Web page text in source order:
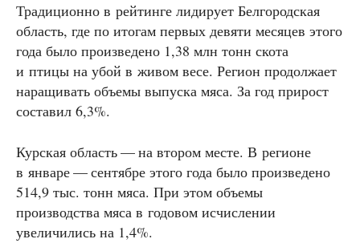
Традиционно в рейтинге лидирует Белгородская
область, где по итогам первых девяти месяцев этого
года было произведено 1,38 млн тонн скота
и птицы на убой в живом весе. Регион продолжает
наращивать объемы выпуска мяса. За год прирост
составил 6,3%.
Курская область — на втором месте. В регионе
в январе — сентябре этого года было произведено
514,9 тыс. тонн мяса. При этом объемы
производства мяса в годовом исчислении
увеличились на 1,4%.